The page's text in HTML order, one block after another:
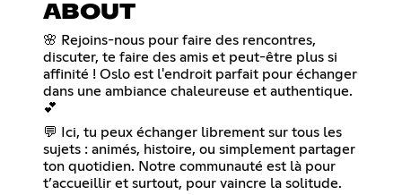
ABOUT
🌸 Rejoins-nous pour faire des rencontres,
discuter, te faire des amis et peut-être plus si
affinité ! Oslo est l'endroit parfait pour échanger
dans une ambiance chaleureuse et authentique.
💕
💬 Ici, tu peux échanger librement sur tous les
sujets : animés, histoire, ou simplement partager
ton quotidien. Notre communauté est là pour
t’accueillir et surtout, pour vaincre la solitude.